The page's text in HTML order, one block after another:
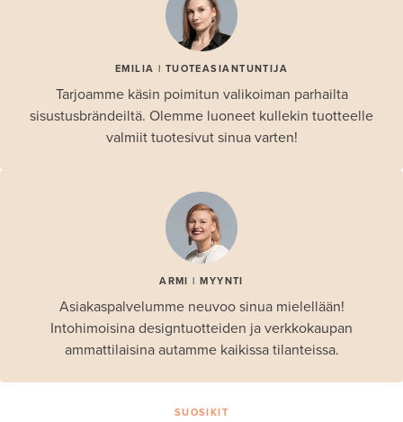
EMILIA | TUOTEASIANTUNTIJA
Tarjoamme käsin poimitun valikoiman parhailta
sisustusbrändeiltä. Olemme luoneet kullekin tuotteelle
valmiit tuotesivut sinua varten!
ARMI | MYYNTI
Asiakaspalvelumme neuvoo sinua mielellään!
Intohimoisina designtuotteiden ja verkkokaupan
ammattilaisina autamme kaikissa tilanteissa.
SUOSIKIT